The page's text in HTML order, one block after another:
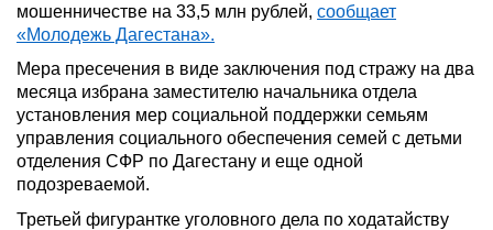
мошенничестве на 33,5 млн рублей, сообщает
«Молодежь Дагестана».
Мера пресечения в виде заключения под стражу на два
месяца избрана заместителю начальника отдела
установления мер социальной поддержки семьям
управления социального обеспечения семей с детьми
отделения СФР по Дагестану и еще одной
подозреваемой.
Третьей фигурантке уголовного дела по ходатайству